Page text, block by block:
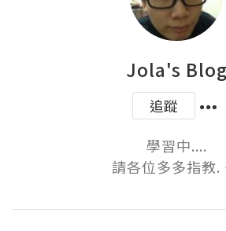
Jola's Blog
追蹤
學習中....
請各位多多指教.